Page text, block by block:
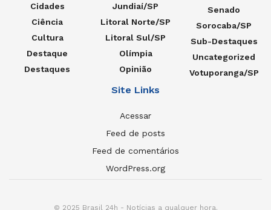
Cidades
Ciência
Cultura
Destaque
Destaques
Jundiaí/SP
Litoral Norte/SP
Litoral Sul/SP
Olímpia
Opinião
Senado
Sorocaba/SP
Sub-Destaques
Uncategorized
Votuporanga/SP
Site Links
Acessar
Feed de posts
Feed de comentários
WordPress.org
© 2025 Brasil 24h - Notícias a qualquer hora.